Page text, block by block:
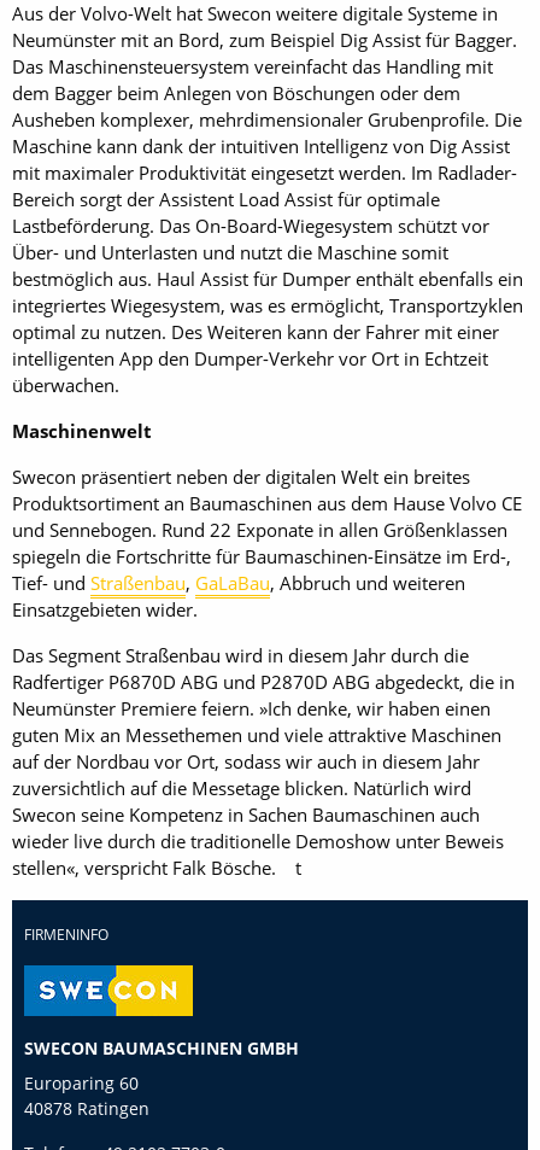
Aus der Volvo-Welt hat Swecon weitere digitale Systeme in
Neumünster mit an Bord, zum Beispiel Dig Assist für Bagger.
Das Maschinensteuersystem vereinfacht das Handling mit
dem Bagger beim Anlegen von Böschungen oder dem
Ausheben komplexer, mehrdimensionaler Grubenprofile. Die
Maschine kann dank der intuitiven Intelligenz von Dig Assist
mit maximaler Produktivität eingesetzt werden. Im Radlader-
Bereich sorgt der Assistent Load Assist für optimale
Lastbeförderung. Das On-Board-Wiegesystem schützt vor
Über- und Unterlasten und nutzt die Maschine somit
bestmöglich aus. Haul Assist für Dumper enthält ebenfalls ein
integriertes Wiegesystem, was es ermöglicht, Transportzyklen
optimal zu nutzen. Des Weiteren kann der Fahrer mit einer
intelligenten App den Dumper-Verkehr vor Ort in Echtzeit
überwachen.
Maschinenwelt
Swecon präsentiert neben der digitalen Welt ein breites
Produktsortiment an Baumaschinen aus dem Hause Volvo CE
und Sennebogen. Rund 22 Exponate in allen Größenklassen
spiegeln die Fortschritte für Baumaschinen-Einsätze im Erd-,
Tief- und Straßenbau, GaLaBau, Abbruch und weiteren
Einsatzgebieten wider.
Das Segment Straßenbau wird in diesem Jahr durch die
Radfertiger P6870D ABG und P2870D ABG abgedeckt, die in
Neumünster Premiere feiern. »Ich denke, wir haben einen
guten Mix an Messethemen und viele attraktive Maschinen
auf der Nordbau vor Ort, sodass wir auch in diesem Jahr
zuversichtlich auf die Messetage blicken. Natürlich wird
Swecon seine Kompetenz in Sachen Baumaschinen auch
wieder live durch die traditionelle Demoshow unter Beweis
stellen«, verspricht Falk Bösche. t
FIRMENINFO
SWECON BAUMASCHINEN GMBH
Europaring 60
40878 Ratingen